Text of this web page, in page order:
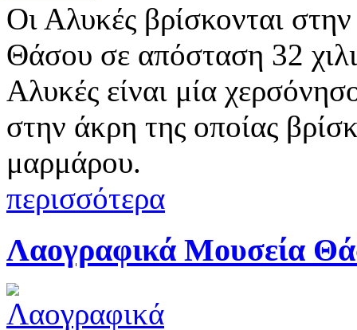
Οι Αλυκές βρίσκονται
Θάσου σε απόσταση 32
Αλυκές είναι μία
στην άκρη της οποίας
μαρμάρου.
περισσότερα
Λαογραφικά Μουσεία